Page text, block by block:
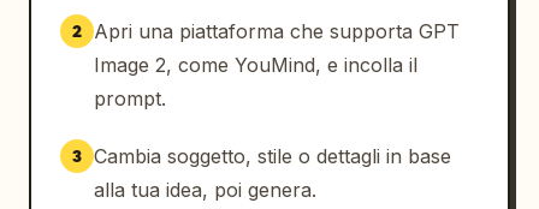
2
Apri una piattaforma che supporta GPT
Image 2, come YouMind, e incolla il
prompt.
3 Cambia soggetto, stile o dettagli in base
alla tua idea, poi genera.